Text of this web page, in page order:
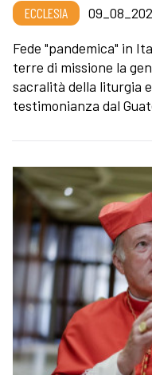
ECCLESIA
Fede "pandemica" in
terre di missione la
sacralità della liturgia
testimonianza dal